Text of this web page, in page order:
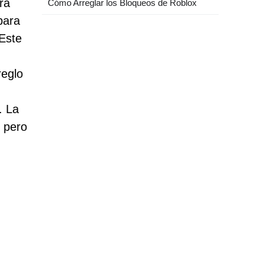
La
pero
Cómo Arreglar los Bloqueos de Roblox